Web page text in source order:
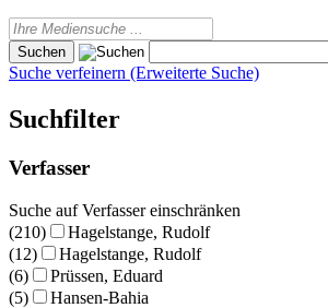
Suche verfeinern (Erweiterte Suche)
Suchfilter
Verfasser
Suche auf Verfasser einschränken
(210)
Hagelstange, Rudolf
(12)
Hagelstange, Rudolf
(6)
Prüssen, Eduard
(5)
Hansen-Bahia